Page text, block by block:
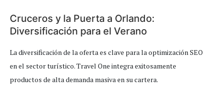
Cruceros y la Puerta a Orlando:
Diversificación para el Verano
La diversificación de la oferta es clave para la optimización SEO
en el sector turístico. Travel One integra exitosamente
productos de alta demanda masiva en su cartera.